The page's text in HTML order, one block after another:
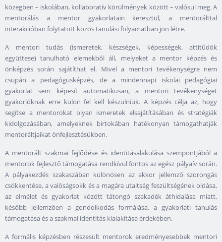
közegben – iskolában, kollaboratív körülmények között – valósul meg. A
mentorálás a mentor gyakorlatain keresztül, a mentorálttal
interakcióban folytatott közös tanulási folyamatban jön létre.
A mentori tudás (ismeretek, készségek, képességek, attitűdök
együttese) tanulható elemekből áll, melyeket a mentor képzés és
önképzés során sajátíthat el. Mivel a mentori tevékenységre nem
csupán a pedagógusképzés, de a mindennapi iskolai pedagógiai
gyakorlat sem képesít automatikusan, a mentori tevékenységet
gyakorlóknak erre külön fel kell készülniük. A képzés célja az, hogy
segítse a mentorokat olyan ismeretek elsajátításában és stratégiák
kidolgozásában, amelyeknek birtokában hatékonyan támogathatják
mentoráltjaikat önfejlesztésükben.
A mentorált szakmai fejlődése és identitásalakulása szempontjából a
mentorok fejlesztő támogatása rendkívül fontos az egész pályaív során.
A pályakezdés szakaszában különösen az akkor jellemző szorongás
csökkentése, a valóságsokk és a magára utaltság feszültségének oldása,
az elmélet és gyakorlat között tátongó szakadék áthidalása miatt,
később jellemzően a gondolkodás formálása, a gyakorlati tanulás
támogatása és a szakmai identitás kialakítása érdekében.
A formális képzésben részesült mentorok eredményesebbek mentori